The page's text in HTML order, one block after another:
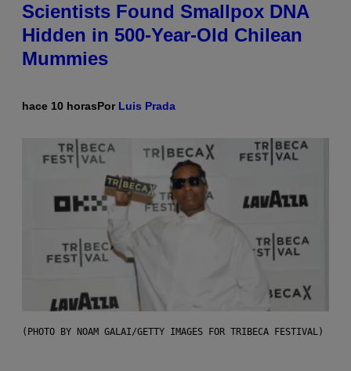
Scientists Found Smallpox DNA
Hidden in 500-Year-Old Chilean
Mummies
hace 10 horasPor Luis Prada
(PHOTO BY NOAM GALAI/GETTY IMAGES FOR TRIBECA FESTIVAL)